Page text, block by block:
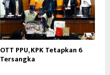
OTT PPU, KPK Tetapkan 6
Tersangka